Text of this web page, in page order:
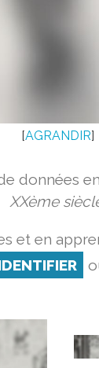
[AGRANDIR]
données
XXème
et en